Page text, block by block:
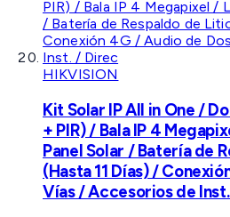
HIKVISION
Kit Solar IP All in One /
+ PIR) / Bala IP 4
Panel Solar / Batería de
(Hasta 11 Días) /
Vías / Accesorios de